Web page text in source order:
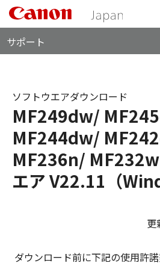
サポート
MF249dw/
MF244dw/
MF236n/
エア V22.11（
ソフトウエアダウンロード
更
ダウンロード前に下記の使用許